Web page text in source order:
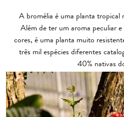
A bromélia é uma planta tropical
Além de ter um aroma peculiar e
cores, é uma planta muito
três mil espécies diferentes
40% nativas